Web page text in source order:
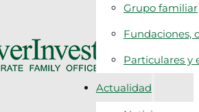
Grupo familiar
Fundaciones,
Particulares y
Actualidad